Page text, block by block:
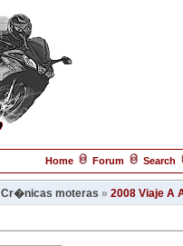
Home Forum Search
Cr�nicas moteras » 2008 Viaje A